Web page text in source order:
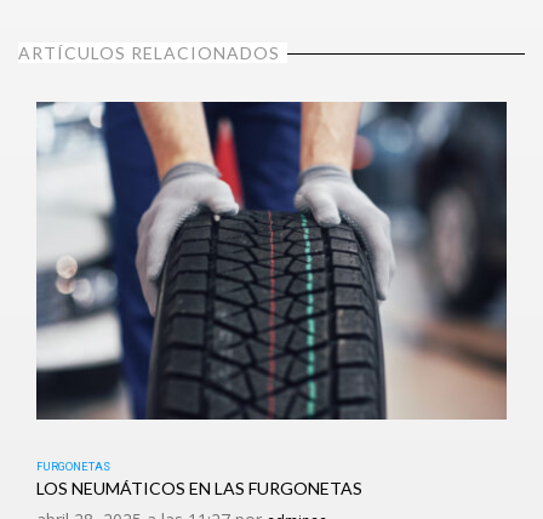
ARTÍCULOS RELACIONADOS
FURGONETAS
LOS NEUMÁTICOS EN LAS FURGONETAS